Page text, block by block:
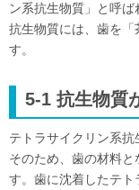
ン系抗生物質」と呼
抗生物質には、歯を
す。
5-1 抗生物質
テトラサイクリン系抗
そのため、歯の材料
す。歯に沈着したテ